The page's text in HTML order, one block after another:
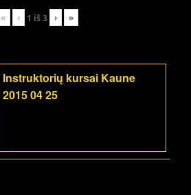
« ‹ 1 iš3 › »
Instruktorių kursai Kaune
2015 04 25